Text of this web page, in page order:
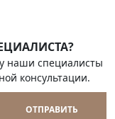
наши специалисты
консультации.
ОТПРАВИТЬ